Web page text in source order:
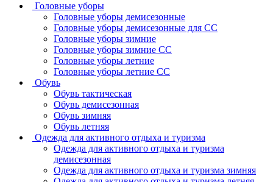
Головные уборы
Головные уборы демисезонные
Головные уборы демисезонные для СС
Головные уборы зимние
Головные уборы зимние СС
Головные уборы летние
Головные уборы летние СС
Обувь
Обувь тактическая
Обувь демисезонная
Обувь зимняя
Обувь летняя
Одежда для активного отдыха и туризма
Одежда для активного отдыха и туризма
демисезонная
Одежда для активного отдыха и туризма зимняя